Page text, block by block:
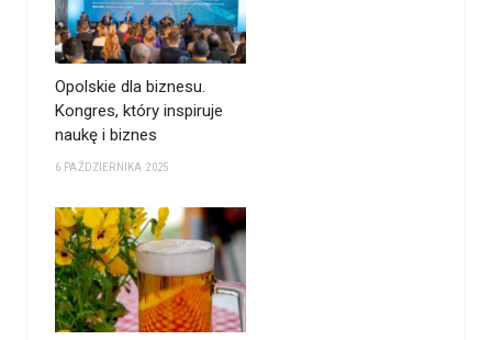
Opolskie dla biznesu.
Kongres, który inspiruje
naukę i biznes
6 PAŹDZIERNIKA 2025